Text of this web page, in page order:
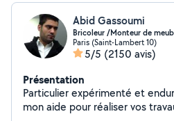
Abid Gassoumi
Bricoleur /Monteur de
Paris (Saint-Lambert 10)
5/5 (2150 avis)
Présentation
Particulier expérimenté et
mon aide pour réaliser vos